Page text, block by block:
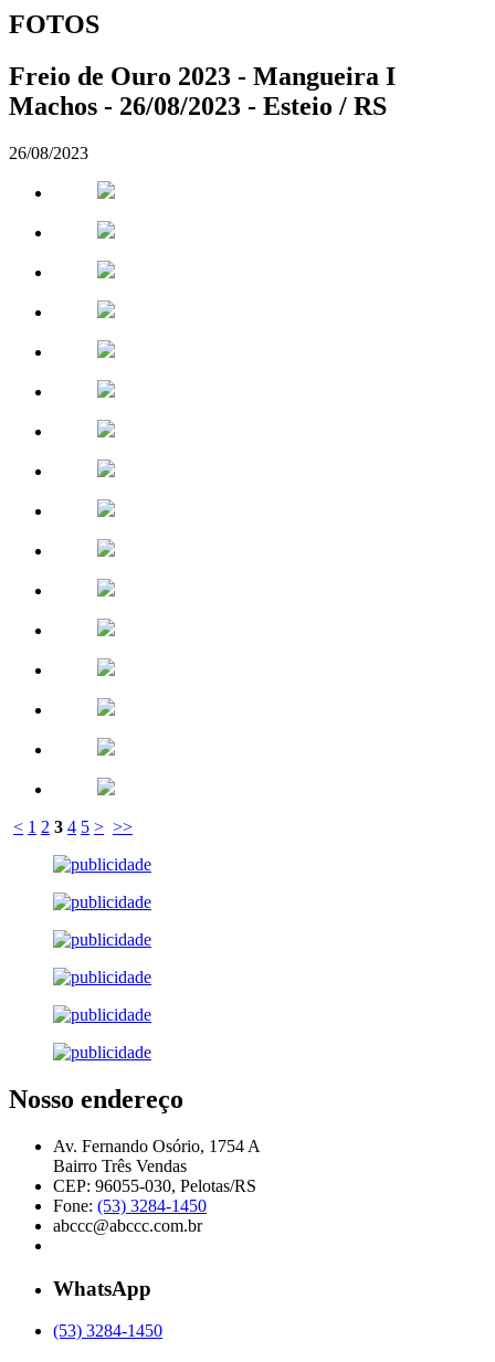
FOTOS
Freio de Ouro 2023 - Mangueira I
Machos - 26/08/2023 - Esteio / RS
26/08/2023
< 1 2 3 4 5 > >>
Nosso endereço
Av. Fernando Osório, 1754 A
Bairro Três Vendas
CEP: 96055-030, Pelotas/RS
Fone: (53) 3284-1450
abccc@abccc.com.br
WhatsApp
(53) 3284-1450